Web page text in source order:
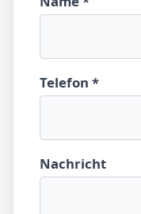
Telefon *
Nachricht